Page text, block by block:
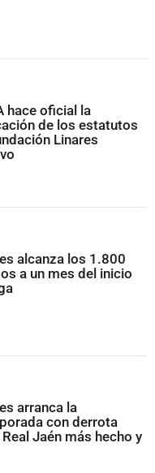
hace oficial la
de los estatutos
Linares
alcanza los 1.800
a un mes del inicio
arranca la
con derrota
Jaén más hecho y